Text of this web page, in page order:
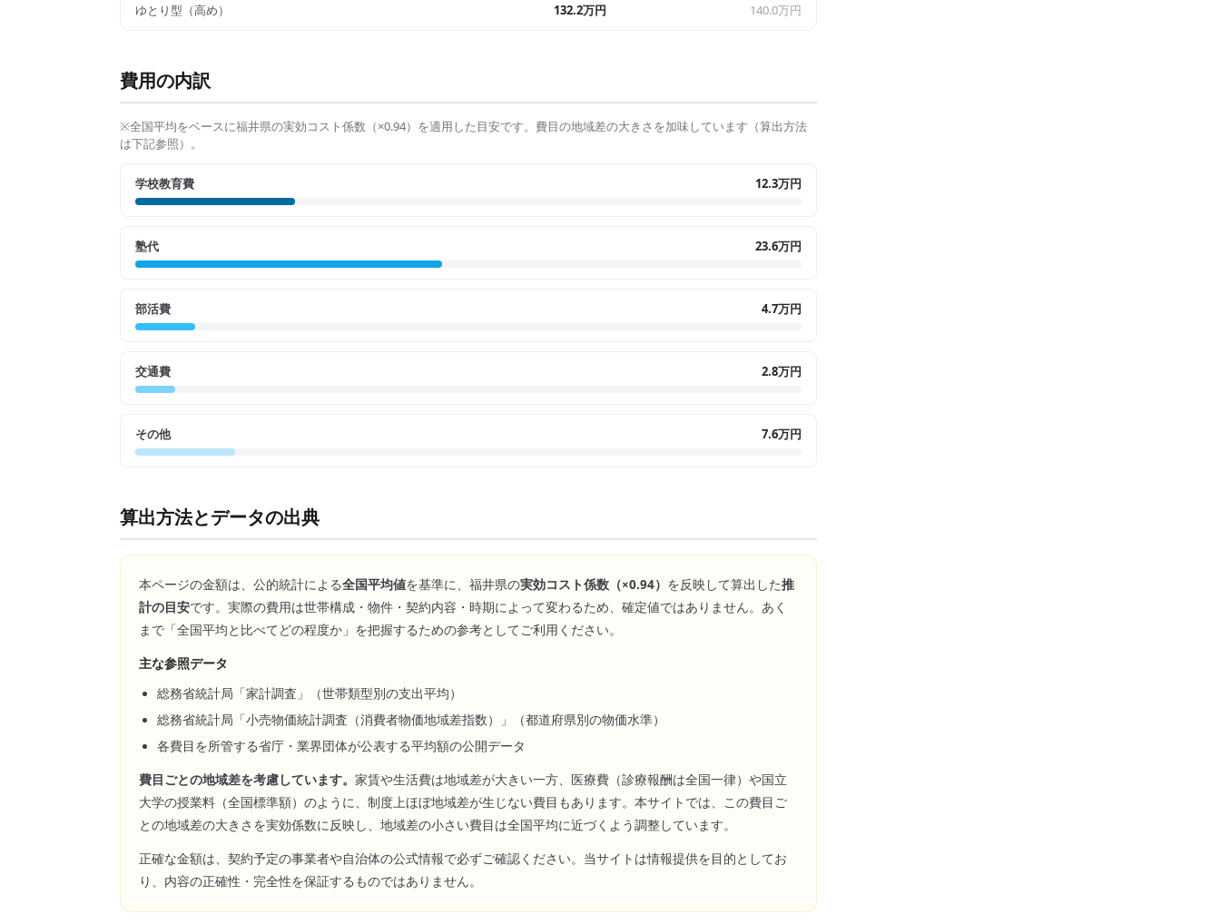
ゆとり型（高め） 132.2万円 140.0万円
費用の内訳
※全国平均をベースに福井県の実効コスト係数（×0.94）を適用した目安です。費目の地域差の大きさを加味しています（算出方法
は下記参照）。
学校教育費 12.3万円
塾代 23.6万円
部活費 4.7万円
交通費 2.8万円
その他 7.6万円
算出方法とデータの出典
本ページの金額は、公的統計による全国平均値を基準に、 福井県の実効コスト係数（×0.94） を反映して算出した推
計の目安です。実際の費用は世帯構成・物件・契約内容・時期によって変わるため、確定値ではありません。あく
まで「全国平均と比べてどの程度か」を把握するための参考としてご利用ください。
主な参照データ
総務省統計局「家計調査」（世帯類型別の支出平均）
総務省統計局「小売物価統計調査（消費者物価地域差指数）」（都道府県別の物価水準）
各費目を所管する省庁・業界団体が公表する平均額の公開データ
費目ごとの地域差を考慮しています。 家賃や生活費は地域差が大きい一方、医療費（診療報酬は全国一律）や国立
大学の授業料（全国標準額）のように、制度上ほぼ地域差が生じない費目もあります。本サイトでは、この費目ご
との地域差の大きさを実効係数に反映し、地域差の小さい費目は全国平均に近づくよう調整しています。
正確な金額は、契約予定の事業者や自治体の公式情報で必ずご確認ください。当サイトは情報提供を目的としてお
り、内容の正確性・完全性を保証するものではありません。